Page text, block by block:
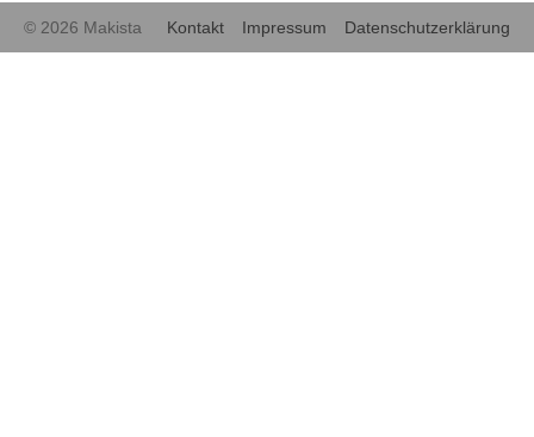
© 2026 Makista Kontakt Impressum Datenschutzerklärung